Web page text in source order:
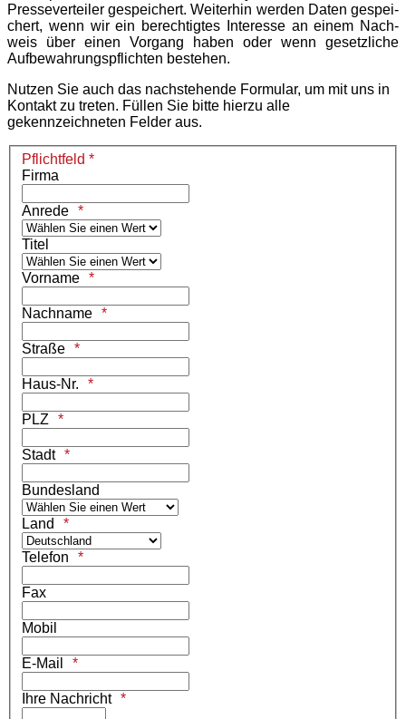
Pres­se­ver­tei­ler gespei­chert. Weiter­hin werden Daten gespei­
chert, wenn wir ein berech­tig­tes Inter­esse an einem Nach­
weis über einen Vorgang haben oder wenn gesetz­li­che
Aufbe­wah­rungs­pflich­ten beste­hen.
Nutzen Sie auch das nachstehende Formular, um mit uns in
Kontakt zu treten. Füllen Sie bitte hierzu alle
gekennzeichneten Felder aus.
Pflichtfeld *
Firma
Anrede
Titel
Vorname
Nachname
Straße
Haus-Nr.
PLZ
Stadt
Bundesland
Land
Telefon
Fax
Mobil
E-Mail
Ihre Nachricht